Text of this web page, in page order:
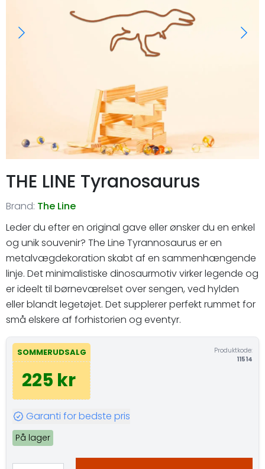
THE LINE Tyranosaurus
Brand: The Line
Leder du efter en original gave eller ønsker du en enkel
og unik souvenir? The Line Tyrannosaurus er en
metalvægdekoration skabt af en sammenhængende
linje. Det minimalistiske dinosaurmotiv virker legende og
er ideelt til børneværelset over sengen, ved hylden
eller blandt legetøjet. Det supplerer perfekt rummet for
små elskere af forhistorien og eventyr.
SOMMERUDSALG
225 kr
Produktkode:
11514
Garanti for bedste pris
På lager